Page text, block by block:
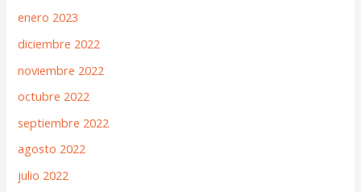
enero 2023
diciembre 2022
noviembre 2022
octubre 2022
septiembre 2022
agosto 2022
julio 2022